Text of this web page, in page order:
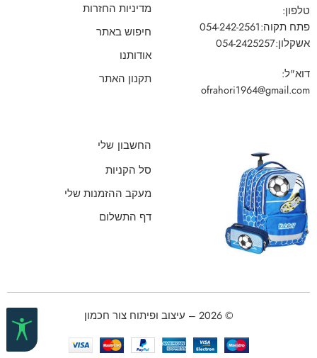
טלפון:
פתח תקוה:054-242-2561
אשקלון:054-2425257
דוא"ל:
ofrahori1964@gmail.com
מדיניות החזרות
חיפוש באתר
אודותנו
תקנון האתר
החשבון שלי
סל הקניות
מעקב ההזמנות שלי
דף התשלום
© 2026 – עיצוב ופיתוח צור חכמון